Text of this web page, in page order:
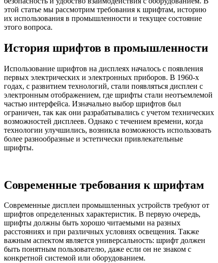
этой статье мы рассмотрим требования к шрифтам, историю
их использования в промышленности и текущее состояние
этого вопроса.
История шрифтов в промышленности
Использование шрифтов на дисплеях началось с появления
первых электрических и электронных приборов. В 1960-х
годах, с развитием технологий, стали появляться дисплеи с
электронным отображением, где шрифты стали неотъемлемой
частью интерфейса. Изначально выбор шрифтов был
ограничен, так как они разрабатывались с учетом технических
возможностей дисплеев. Однако с течением времени, когда
технологии улучшились, возникла возможность использовать
более разнообразные и эстетически привлекательные
шрифты.
Современные требования к шрифтам
Современные дисплеи промышленных устройств требуют от
шрифтов определенных характеристик. В первую очередь,
шрифты должны быть хорошо читаемыми на разных
расстояниях и при различных условиях освещения. Также
важным аспектом является универсальность: шрифт должен
быть понятным пользователю, даже если он не знаком с
конкретной системой или оборудованием.